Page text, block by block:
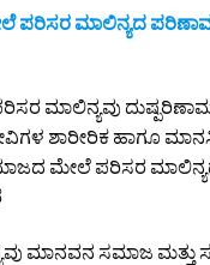
ಪರಿಸರ ಮಾಲಿನ್ಯದ
ಮಾಲಿನ್ಯವು
ಶಾರೀರಿಕ ಹಾಗೂ
ಮೇಲೆ ಪರಿಸರ
ಮಾನವನ ಸಮಾಜ ಮತ್ತು